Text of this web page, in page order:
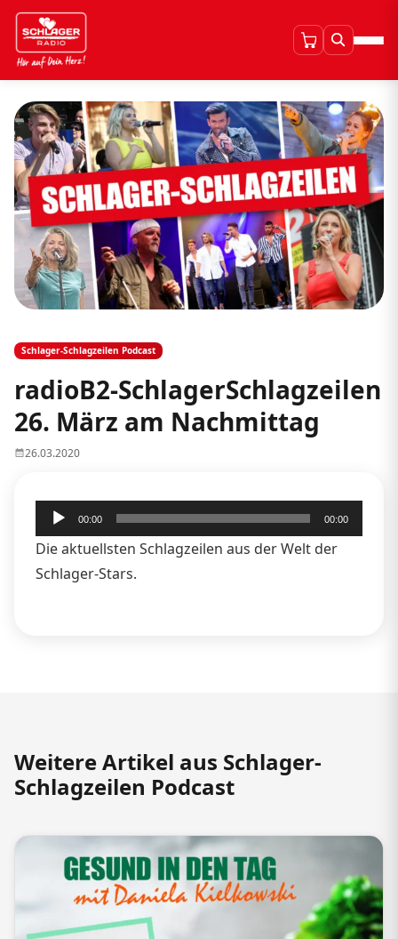
Schlager-Schlagzeilen Podcast
radioB2-SchlagerSchlagzeilen
26. März am Nachmittag
26.03.2020
Audio-
Player
00:00 00:00
Die aktuellsten Schlagzeilen aus der Welt der
Schlager-Stars.
Weitere Artikel aus Schlager-
Schlagzeilen Podcast